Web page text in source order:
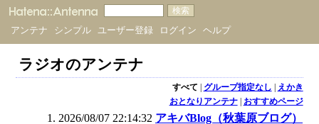
アンテナ シンプル ユーザー登録 ログイン ヘルプ
ラジオのアンテナ
すべて | グループ指定なし | えかき
おとなりアンテナ| おすすめページ
2026/08/07 22:14:32 アキバBlog（秋葉原ブログ）